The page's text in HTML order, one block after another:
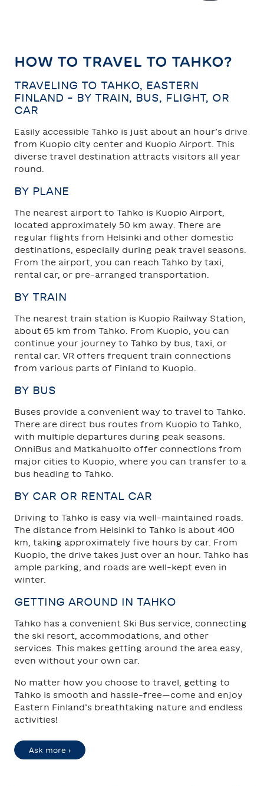
HOW TO TRAVEL TO TAHKO?
TRAVELING TO TAHKO, EASTERN
FINLAND – BY TRAIN, BUS, FLIGHT, OR
CAR
Easily accessible Tahko is just about an hour’s drive
from Kuopio city center and Kuopio Airport. This
diverse travel destination attracts visitors all year
round.
BY PLANE
The nearest airport to Tahko is Kuopio Airport,
located approximately 50 km away. There are
regular flights from Helsinki and other domestic
destinations, especially during peak travel seasons.
From the airport, you can reach Tahko by taxi,
rental car, or pre-arranged transportation.
BY TRAIN
The nearest train station is Kuopio Railway Station,
about 65 km from Tahko. From Kuopio, you can
continue your journey to Tahko by bus, taxi, or
rental car. VR offers frequent train connections
from various parts of Finland to Kuopio.
BY BUS
Buses provide a convenient way to travel to Tahko.
There are direct bus routes from Kuopio to Tahko,
with multiple departures during peak seasons.
OnniBus and Matkahuolto offer connections from
major cities to Kuopio, where you can transfer to a
bus heading to Tahko.
BY CAR OR RENTAL CAR
Driving to Tahko is easy via well-maintained roads.
The distance from Helsinki to Tahko is about 400
km, taking approximately five hours by car. From
Kuopio, the drive takes just over an hour. Tahko has
ample parking, and roads are well-kept even in
winter.
GETTING AROUND IN TAHKO
Tahko has a convenient Ski Bus service, connecting
the ski resort, accommodations, and other
services. This makes getting around the area easy,
even without your own car.
No matter how you choose to travel, getting to
Tahko is smooth and hassle-free—come and enjoy
Eastern Finland’s breathtaking nature and endless
activities!
Ask more ›